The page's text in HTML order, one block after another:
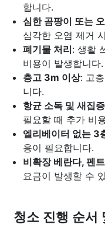
합니다.
심한 곰팡이 또는
심각한 오염 제거
폐기물 처리: 생활
비용이 발생합니다.
층고 3m 이상: 고
니다.
항균 소독 및 새집
필요할 때 추가 비
엘리베이터 없는 3
용이 필요합니다.
비확장 베란다, 펜
요금이 발생할 수
청소 진행 순서